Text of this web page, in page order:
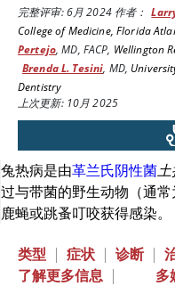
完整评审:6月 2024作者：
College of Medicine, Florida
Pertejo,MD, FACP, Wellington
Brenda L. Tesini, MD,
Dentistry
上次更新: 10月 2025
兔热病是由革兰氏阴性菌土
过与带菌的野生动物（通常
鹿蝇或跳蚤叮咬获得感染。
类型 | 症状 | 诊断 |
了解更多信息 | 多